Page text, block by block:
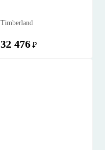
Timberland
32 476 ₽